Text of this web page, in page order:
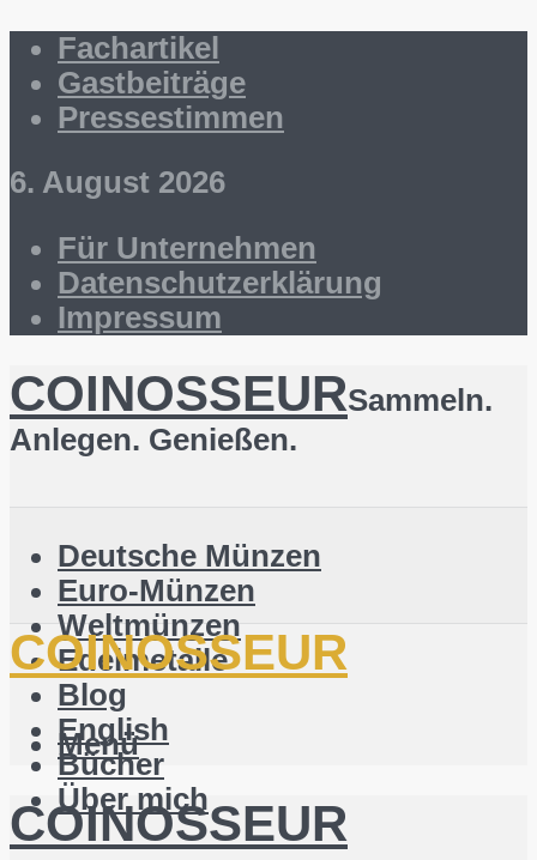
Fachartikel
Gastbeiträge
Pressestimmen
6. August 2026
Für Unternehmen
Datenschutzerklärung
Impressum
COINOSSEURSammeln.
Anlegen. Genießen.
Deutsche Münzen
Euro-Münzen
Weltmünzen
Edelmetalle
Blog
English
Bücher
Über mich
COINOSSEUR
Menü
COINOSSEUR